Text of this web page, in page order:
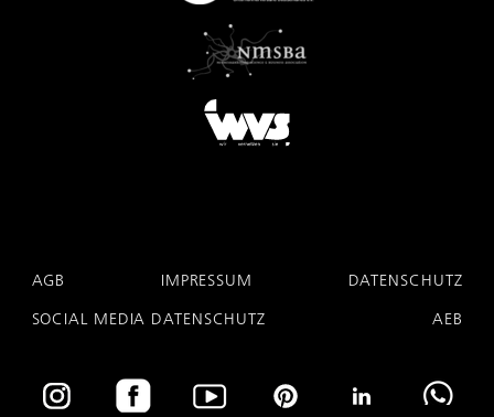
AGB IMPRESSUM
DATENSCHUTZ
SOCIAL MEDIA DATENSCHUTZ
AEB